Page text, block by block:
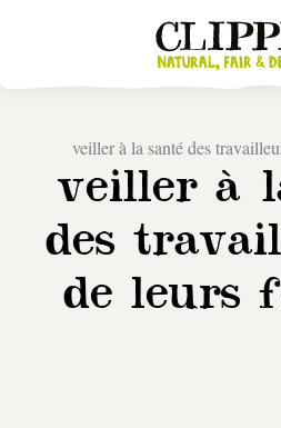
veiller à la santé des
veiller à
des
de leurs